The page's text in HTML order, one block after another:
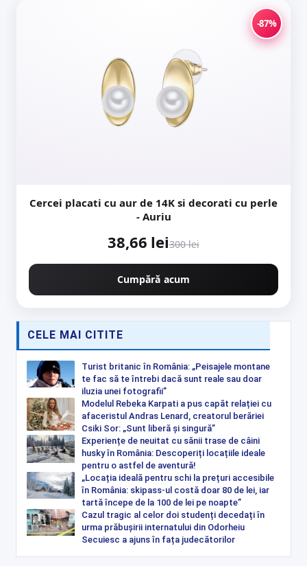
-87%
Cercei placati cu aur de 14K si decorati cu perle
- Auriu
38,66 lei300 lei
Cumpără acum
CELE MAI CITITE
Turist britanic în România: „Peisajele montane
te fac să te întrebi dacă sunt reale sau doar
iluzia unei fotografii”
Modelul Rebeka Karpati a pus capăt relației cu
afaceristul Andras Lenard, creatorul berăriei
Csiki Sor: „Sunt liberă și singură”
Experiențe de neuitat cu sănii trase de câini
husky în România: Descoperiți locațiile ideale
pentru o astfel de aventură!
„Locația ideală pentru schi la prețuri accesibile
în România: skipass-ul costă doar 80 de lei, iar
tartă începe de la 100 de lei pe noapte”
Cazul tragic al celor doi studenți decedați în
urma prăbușirii internatului din Odorheiu
Secuiesc a ajuns în fața judecătorilor